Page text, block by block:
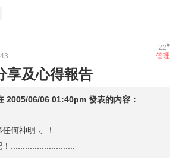
22#
管理
享及心得報告
2005/06/06 01:40pm 發表的內容：
何神明ㄟ ！
...........................